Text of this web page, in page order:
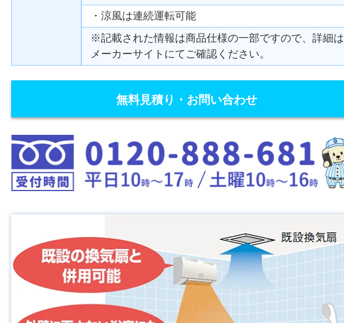
・涼風は連続運転可能
※記載された情報は商品仕様の一部ですので、詳細は
メーカーサイトにてご確認ください。
無料見積り・お問い合わせ